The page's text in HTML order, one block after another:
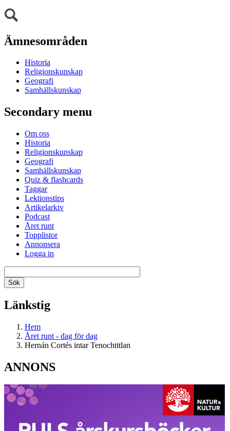
Ämnesområden
Historia
Religionskunskap
Geografi
Samhällskunskap
Secondary menu
Om oss
Historia
Religionskunskap
Geografi
Samhällskunskap
Quiz & flashcards
Taggar
Lektionstips
Artikelarkiv
Podcast
Året runt
Topplistor
Annonsera
Logga in
Länkstig
Hem
Året runt - dag för dag
Hernán Cortés intar Tenochtitlan
ANNONS